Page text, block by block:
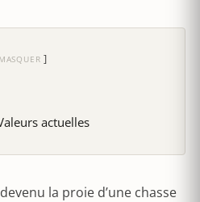
MASQUER
actuelles
la proie d’une chasse